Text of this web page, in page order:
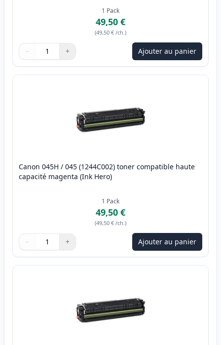
1 Pack
49,50 €
(49,50 € /ch.)
Quantité
Utilisez les boutons pour ajuster
− +
Quantité Ajouter au panier
Canon 045H / 045 (1244C002) toner compatible haute
capacité magenta (Ink Hero)
1 Pack
49,50 €
(49,50 € /ch.)
Quantité
Utilisez les boutons pour ajuster
− +
Quantité Ajouter au panier